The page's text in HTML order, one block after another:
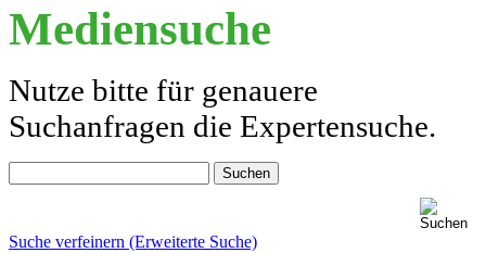
Mediensuche
Nutze bitte für genauere
Suchanfragen die Expertensuche.
Suche verfeinern (Erweiterte Suche)